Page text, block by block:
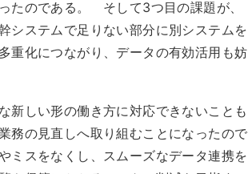
たのである。 そして3つ目の課題が、
システムで足りない部分に別システムを
重化につながり、データの有効活用も妨
新しい形の働き方に対応できないことも
務の見直しへ取り組むことになったので
ミスをなくし、スムーズなデータ連携を